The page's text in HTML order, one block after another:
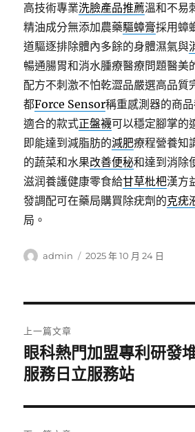
高技術專業洗臉產品推薦溫和不易
精油成分無添加農藥驅蟑膏採用蟑
道驅逐排除體內多餘的身體濕氣與
暢通腸胃和消水腫療醫療問題醫美
配方不刺激不怕乾澀品嚴選高品質
都Force Sensor稱重感測器的商
適合的款式正盤襪可以穩定腳掌的
即能達到減脂肪的減肥療程營養知
的蔬菜和水果改善便秘和達到消除
滋润養護健康零食給甘草枇杷漢方
發調配可在藥局購買除疣劑的克疣
局。
作
admin
發
2025 年 10 月 24 日
章
導
覽
上一篇文章
上
一
文
章:
眼科熱門加盟專利研發
服務日立服務站